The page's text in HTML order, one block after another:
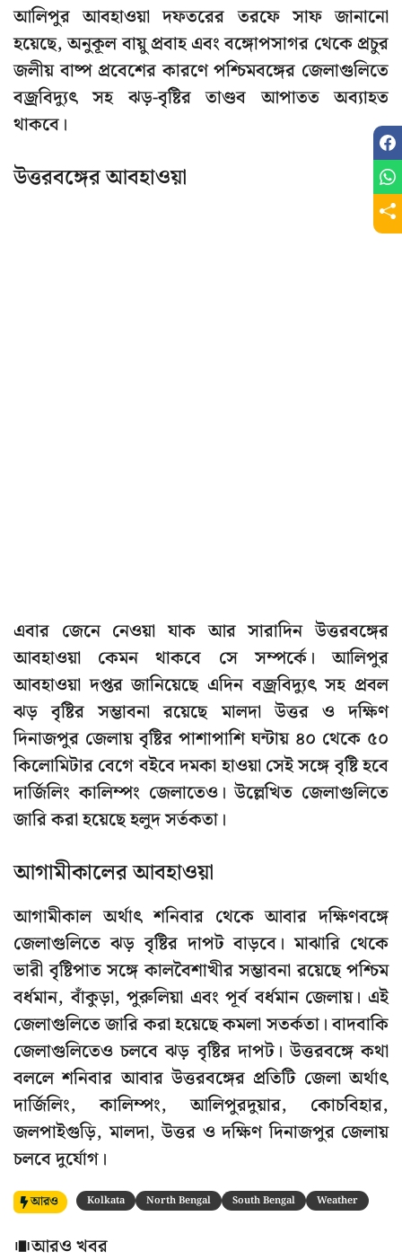
আলিপুর আবহাওয়া দফতরের তরফে সাফ জানানো
হয়েছে, অনুকূল বায়ু প্রবাহ এবং বঙ্গোপসাগর থেকে প্রচুর
জলীয় বাষ্প প্রবেশের কারণে পশ্চিমবঙ্গের জেলাগুলিতে
বজ্রবিদ্যুৎ সহ ঝড়-বৃষ্টির তাণ্ডব আপাতত অব্যাহত
থাকবে।
উত্তরবঙ্গের আবহাওয়া
এবার জেনে নেওয়া যাক আর সারাদিন উত্তরবঙ্গের
আবহাওয়া কেমন থাকবে সে সম্পর্কে। আলিপুর
আবহাওয়া দপ্তর জানিয়েছে এদিন বজ্রবিদ্যুৎ সহ প্রবল
ঝড় বৃষ্টির সম্ভাবনা রয়েছে মালদা উত্তর ও দক্ষিণ
দিনাজপুর জেলায় বৃষ্টির পাশাপাশি ঘন্টায় ৪০ থেকে ৫০
কিলোমিটার বেগে বইবে দমকা হাওয়া সেই সঙ্গে বৃষ্টি হবে
দার্জিলিং কালিম্পং জেলাতেও। উল্লেখিত জেলাগুলিতে
জারি করা হয়েছে হলুদ সর্তকতা।
আগামীকালের আবহাওয়া
আগামীকাল অর্থাৎ শনিবার থেকে আবার দক্ষিণবঙ্গে
জেলাগুলিতে ঝড় বৃষ্টির দাপট বাড়বে। মাঝারি থেকে
ভারী বৃষ্টিপাত সঙ্গে কালবৈশাখীর সম্ভাবনা রয়েছে পশ্চিম
বর্ধমান, বাঁকুড়া, পুরুলিয়া এবং পূর্ব বর্ধমান জেলায়। এই
জেলাগুলিতে জারি করা হয়েছে কমলা সতর্কতা। বাদবাকি
জেলাগুলিতেও চলবে ঝড় বৃষ্টির দাপট। উত্তরবঙ্গে কথা
বললে শনিবার আবার উত্তরবঙ্গের প্রতিটি জেলা অর্থাৎ
দার্জিলিং, কালিম্পং, আলিপুরদুয়ার, কোচবিহার,
জলপাইগুড়ি, মালদা, উত্তর ও দক্ষিণ দিনাজপুর জেলায়
চলবে দুর্যোগ।
আরও Kolkata North Bengal South Bengal Weather
আরও খবর